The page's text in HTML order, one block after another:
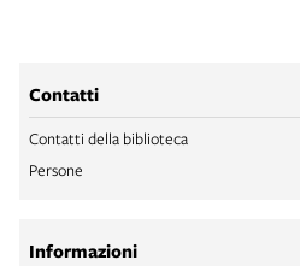
Contatti
Contatti della biblioteca
Persone
Informazioni